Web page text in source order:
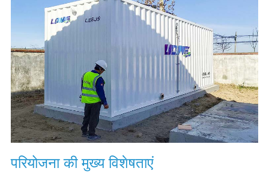
परियोजना की मुख्य विशेषताएं